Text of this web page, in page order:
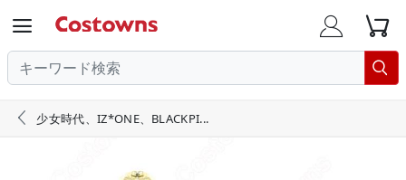
  

 少女時代、IZ*ONE、BLACKPI...